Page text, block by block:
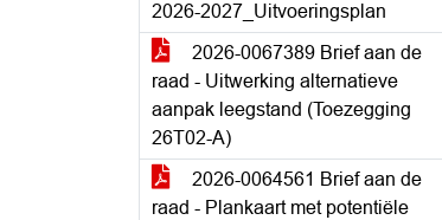
2026-2027_Uitvoeringsplan
2026-0067389 Brief aan de
raad - Uitwerking alternatieve
aanpak leegstand (Toezegging
26T02-A)
2026-0064561 Brief aan de
raad - Plankaart met potentiële